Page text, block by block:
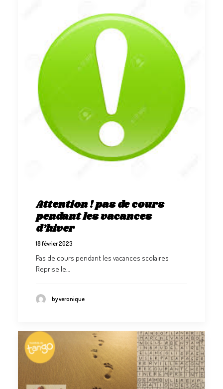
Attention ! pas de cours
pendant les vacances
d’hiver
18 février 2023
Pas de cours pendant les vacances scolaires
Reprise le…
by veronique